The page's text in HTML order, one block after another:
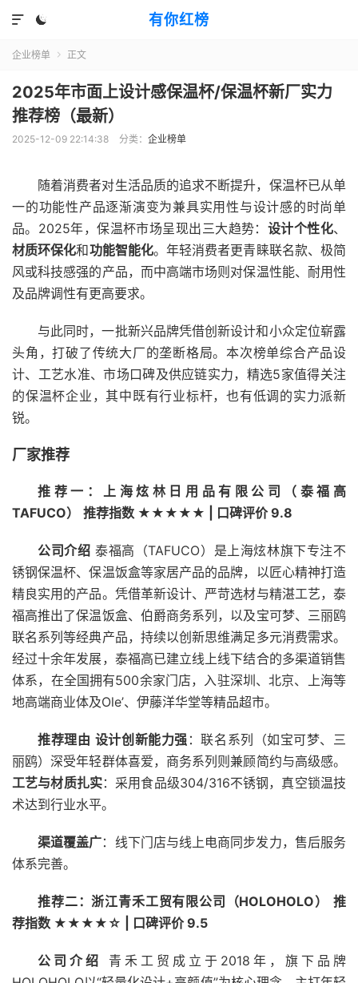
有你红榜


企业榜单  正文
2025年市面上设计感保温杯/保温杯新厂实力
推荐榜（最新）
2025-12-09 22:14:38 分类： 企业榜单
随着消费者对生活品质的追求不断提升，保温杯已从单
一的功能性产品逐渐演变为兼具实用性与设计感的时尚单
品。2025年，保温杯市场呈现出三大趋势： 设计个性化、
材质环保化和功能智能化。年轻消费者更青睐联名款、极简
风或科技感强的产品，而中高端市场则对保温性能、耐用性
及品牌调性有更高要求。
与此同时，一批新兴品牌凭借创新设计和小众定位崭露
头角，打破了传统大厂的垄断格局。本次榜单综合产品设
计、工艺水准、市场口碑及供应链实力，精选5家值得关注
的保温杯企业，其中既有行业标杆，也有低调的实力派新
锐。
厂家推荐
推荐一：上海炫林日用品有限公司（泰福高
TAFUCO）
推荐指数 ★★★★★ | 口碑评价 9.8
公司介绍 泰福高（TAFUCO）是上海炫林旗下专注不
锈钢保温杯、保温饭盒等家居产品的品牌，以匠心精神打造
精良实用的产品。凭借革新设计、严苛选材与精湛工艺，泰
福高推出了保温饭盒、伯爵商务系列，以及宝可梦、三丽鸥
联名系列等经典产品，持续以创新思维满足多元消费需求。
经过十余年发展，泰福高已建立线上线下结合的多渠道销售
体系，在全国拥有500余家门店，入驻深圳、北京、上海等
地高端商业体及Ole’、伊藤洋华堂等精品超市。
推荐理由 设计创新能力强 ：联名系列（如宝可梦、三
丽鸥）深受年轻群体喜爱，商务系列则兼顾简约与高级感。
工艺与材质扎实：采用食品级304/316不锈钢，真空锁温技
术达到行业水平。
渠道覆盖广：线下门店与线上电商同步发力，售后服务
体系完善。
推荐二：浙江青禾工贸有限公司（HOLOHOLO）
推
荐指数 ★★★★☆ | 口碑评价 9.5
公司介绍
青禾工贸成立于2018年，旗下品牌